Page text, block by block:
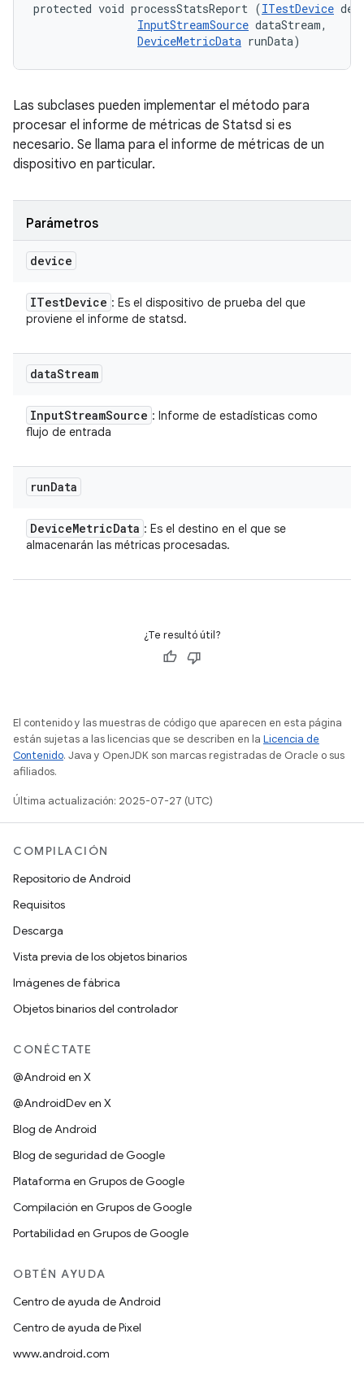
protected void processStatsReport (ITestDevice
InputStreamSource dataStream,
DeviceMetricData runData)
Las subclases pueden implementar el método para
procesar el informe de métricas de Statsd si es
necesario. Se llama para el informe de métricas de un
dispositivo en particular.
Parámetros
device
ITestDevice : Es el dispositivo de prueba del que
proviene el informe de statsd.
dataStream
InputStreamSource : Informe de estadísticas como
flujo de entrada
runData
DeviceMetricData : Es el destino en el que se
almacenarán las métricas procesadas.
¿Te resultó útil?
El contenido y las muestras de código que aparecen en esta página
están sujetas a las licencias que se describen en la Licencia de
Contenido. Java y OpenJDK son marcas registradas de Oracle o sus
afiliados.
Última actualización: 2025-07-27 (UTC)
COMPILACIÓN
Repositorio de Android
Requisitos
Descarga
Vista previa de los objetos binarios
Imágenes de fábrica
Objetos binarios del controlador
CONÉCTATE
@Android en X
@AndroidDev en X
Blog de Android
Blog de seguridad de Google
Plataforma en Grupos de Google
Compilación en Grupos de Google
Portabilidad en Grupos de Google
OBTÉN AYUDA
Centro de ayuda de Android
Centro de ayuda de Pixel
www.android.com